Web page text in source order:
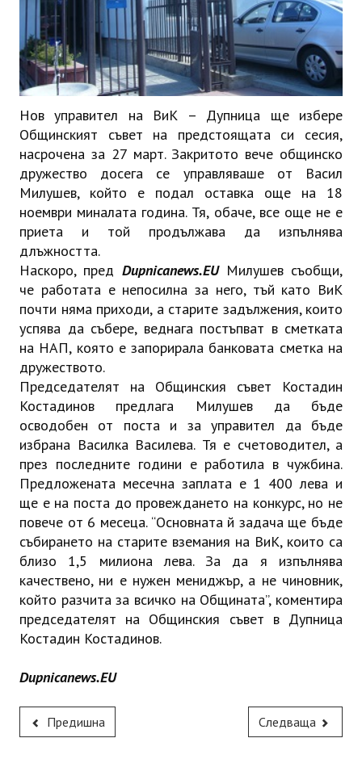
ЗАБРАВЕНАТА ДУПНИЦА
СВОБОДНИ РАБОТНИ МЕСТА
Нов управител на ВиК – Дупница ще избере
Общинският съвет на предстоящата си сесия,
насрочена за 27 март. Закритото вече общинско
дружество досега се управляваше от Васил
Милушев, който е подал оставка още на 18
ноември миналата година. Тя, обаче, все още не е
приета и той продължава да изпълнява
длъжността.
Наскоро, пред Dupnicanews.EUМилушев съобщи,
че работата е непосилна за него, тъй като ВиК
почти няма приходи, а старите задължения, които
успява да събере, веднага постъпват в сметката
на НАП, която е запорирала банковата сметка на
дружеството.
Председателят на Общинския съвет Костадин
Костадинов предлага Милушев да бъде
осводобен от поста и за управител да бъде
избрана Василка Василева. Тя е счетоводител, а
през последните години е работила в чужбина.
Предложената месечна заплата е 1 400 лева и
ще е на поста до провеждането на конкурс, но не
повече от 6 месеца. “Основната й задача ще бъде
събирането на старите вземания на ВиК, които са
близо 1,5 милиона лева. За да я изпълнява
качествено, ни е нужен мениджър, а не чиновник,
който разчита за всичко на Общината”, коментира
председателят на Общинския съвет в Дупница
Костадин Костадинов.
Dupnicanews.EU
Предишна Следваща